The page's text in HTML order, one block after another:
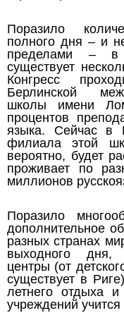
Поразило
полного дня – и
пределами – в
существует
Конгресс
Берлинской
школы имени
процентов
языка. Сейчас в
филиала этой
вероятно, будет
проживает по
миллионов
Поразило
дополнительное
разных странах
выходного дня,
центры (от
существует в
летнего отдыха
учреждений